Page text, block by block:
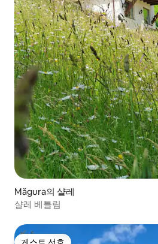
Măgura의 샬레
샬레 베틀림